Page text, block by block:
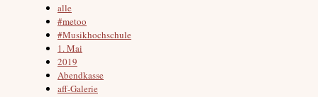
alle
#metoo
#Musikhochschule
1. Mai
2019
Abendkasse
aff-Galerie